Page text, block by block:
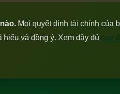
Mọi quyết định tài chính của
và đồng ý. Xem đầy đủ quy